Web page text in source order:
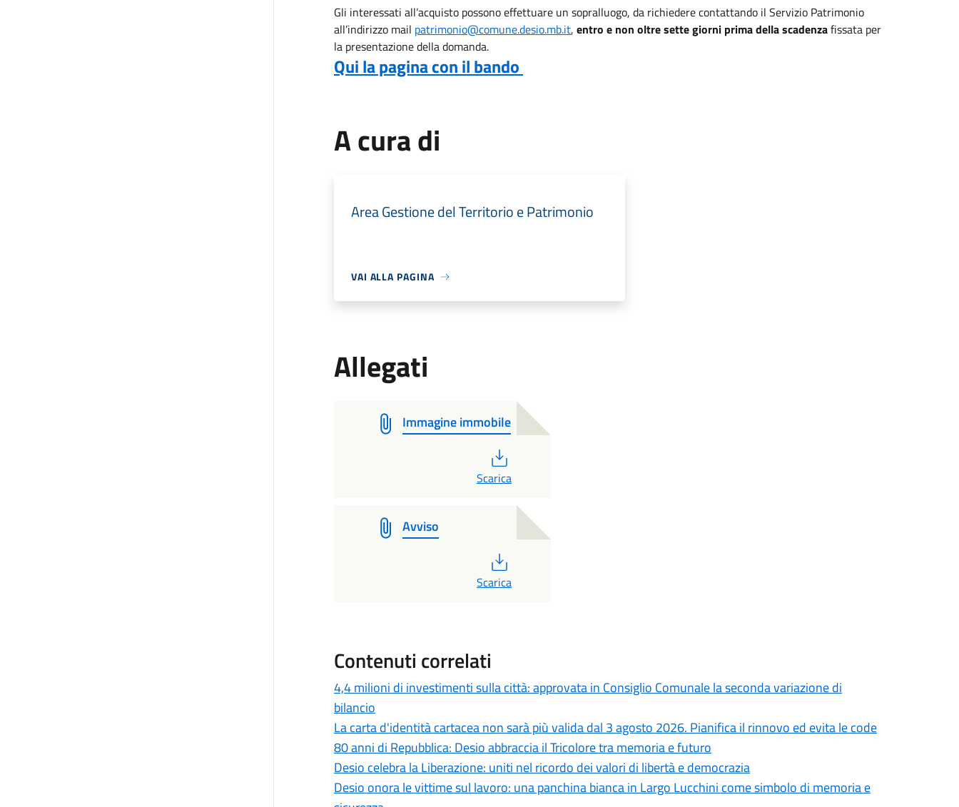
Gli interessati all’acquisto possono effettuare un sopralluogo, da richiedere contattando il Servizio Patrimonio
all’indirizzo mail patrimonio@comune.desio.mb.it, entro e non oltre sette giorni prima della scadenzafissata per
la presentazione della domanda.
Qui la pagina con il bando
A cura di
Area Gestione del Territorio e Patrimonio
VAI ALLA PAGINA
Allegati
Immagine immobile
Scarica
Avviso
Scarica
Contenuti correlati
4,4 milioni di investimenti sulla città: approvata in Consiglio Comunale la seconda variazione di
bilancio
La carta d'identità cartacea non sarà più valida dal 3 agosto 2026. Pianifica il rinnovo ed evita le code
80 anni di Repubblica: Desio abbraccia il Tricolore tra memoria e futuro
Desio celebra la Liberazione: uniti nel ricordo dei valori di libertà e democrazia
Desio onora le vittime sul lavoro: una panchina bianca in Largo Lucchini come simbolo di memoria e